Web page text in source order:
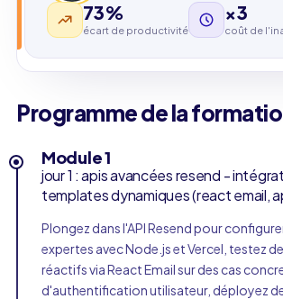
73%
écart de productivité
×3
coût de
Programme de la
Module 1
jour 1 : apis avancées resend -
templates dynamiques (react email,
Plongez dans l'API Resend pour
expertes avec Node.js et Vercel, testez
réactifs via React Email sur des cas
d'authentification utilisateur, déployez